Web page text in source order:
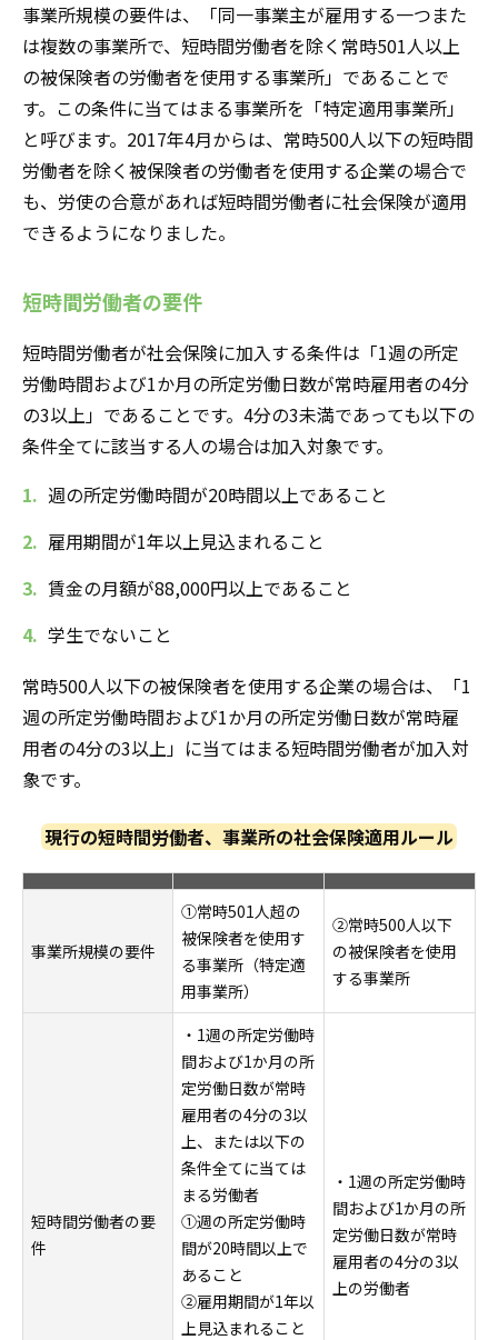
事業所規模の要件は、「同一事業主が雇用する一つまた
は複数の事業所で、短時間労働者を除く常時501人以上
の被保険者の労働者を使用する事業所」であることで
す。この条件に当てはまる事業所を「特定適用事業所」
と呼びます。2017年4月からは、常時500人以下の短時間
労働者を除く被保険者の労働者を使用する企業の場合で
も、労使の合意があれば短時間労働者に社会保険が適用
できるようになりました。
短時間労働者の要件
短時間労働者が社会保険に加入する条件は「1週の所定
労働時間および1か月の所定労働日数が常時雇用者の4分
の3以上」であることです。4分の3未満であっても以下の
条件全てに該当する人の場合は加入対象です。
週の所定労働時間が20時間以上であること
雇用期間が1年以上見込まれること
賃金の月額が88,000円以上であること
学生でないこと
常時500人以下の被保険者を使用する企業の場合は、「1
週の所定労働時間および1か月の所定労働日数が常時雇
用者の4分の3以上」に当てはまる短時間労働者が加入対
象です。
現行の短時間労働者、事業所の社会保険適用ルール
事業所規模の要件
①常時501人超の
被保険者を使用す
る事業所（特定適
用事業所）
②常時500人以下
の被保険者を使用
する事業所
短時間労働者の要
件
・1週の所定労働時
間および1か月の所
定労働日数が常時
雇用者の4分の3以
上、または以下の
条件全てに当ては
まる労働者
①週の所定労働時
間が20時間以上で
あること
②雇用期間が1年以
上見込まれること
・1週の所定労働時
間および1か月の所
定労働日数が常時
雇用者の4分の3以
上の労働者